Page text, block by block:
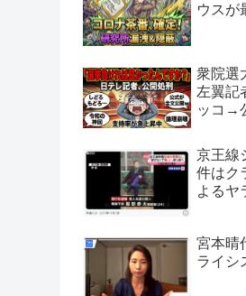
ウスが
衆院選
左翼記
ッコ→
京王線
件はク
よるヤ
宮本晴
ライシ